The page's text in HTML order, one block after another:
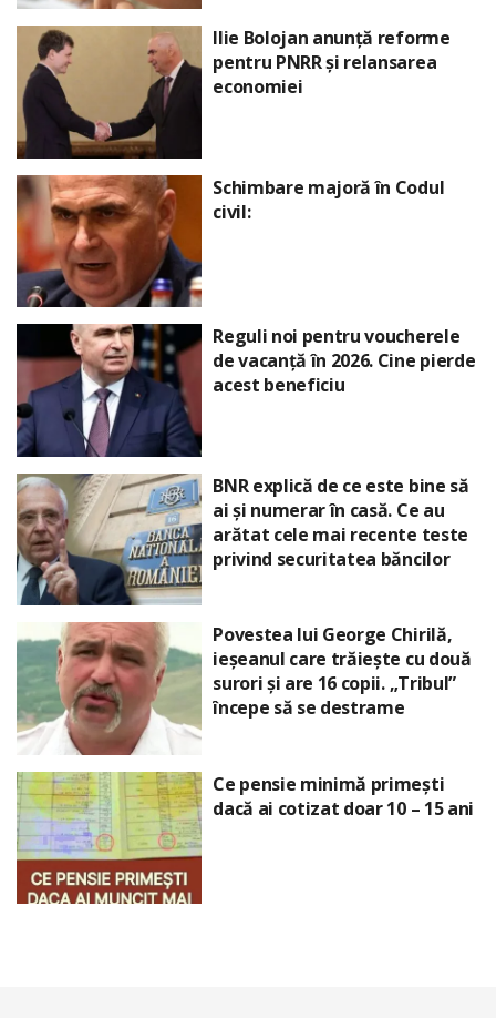
Ilie Bolojan anunță reforme
pentru PNRR și relansarea
economiei
Schimbare majoră în Codul
civil:
Reguli noi pentru voucherele
de vacanță în 2026. Cine pierde
acest beneficiu
BNR explică de ce este bine să
ai și numerar în casă. Ce au
arătat cele mai recente teste
privind securitatea băncilor
Povestea lui George Chirilă,
ieșeanul care trăiește cu două
surori și are 16 copii. „Tribul”
începe să se destrame
Ce pensie minimă primești
dacă ai cotizat doar 10 – 15 ani